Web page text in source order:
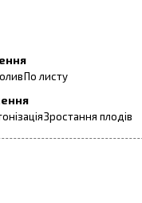
По листу
Зростання плодів